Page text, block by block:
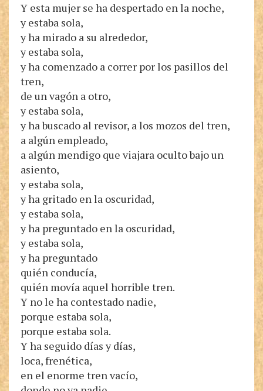
Y esta mujer se ha despertado en la noche,
y estaba sola,
y ha mirado a su alrededor,
y estaba sola,
y ha comenzado a correr por los pasillos del
tren,
de un vagón a otro,
y estaba sola,
y ha buscado al revisor, a los mozos del tren,
a algún empleado,
a algún mendigo que viajara oculto bajo un
asiento,
y estaba sola,
y ha gritado en la oscuridad,
y estaba sola,
y ha preguntado en la oscuridad,
y estaba sola,
y ha preguntado
quién conducía,
quién movía aquel horrible tren.
Y no le ha contestado nadie,
porque estaba sola,
porque estaba sola.
Y ha seguido días y días,
loca, frenética,
en el enorme tren vacío,